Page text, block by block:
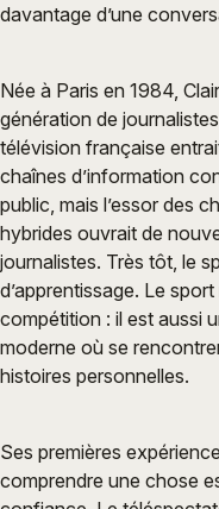
davantage d’une
Née à Paris en 1984,
génération de
télévision française
chaînes d’information
public, mais l’essor des
hybrides ouvrait de
journalistes. Très tôt, le
d’apprentissage. Le
compétition : il est aussi
moderne où se
histoires personnelles.
Ses premières
comprendre une chose